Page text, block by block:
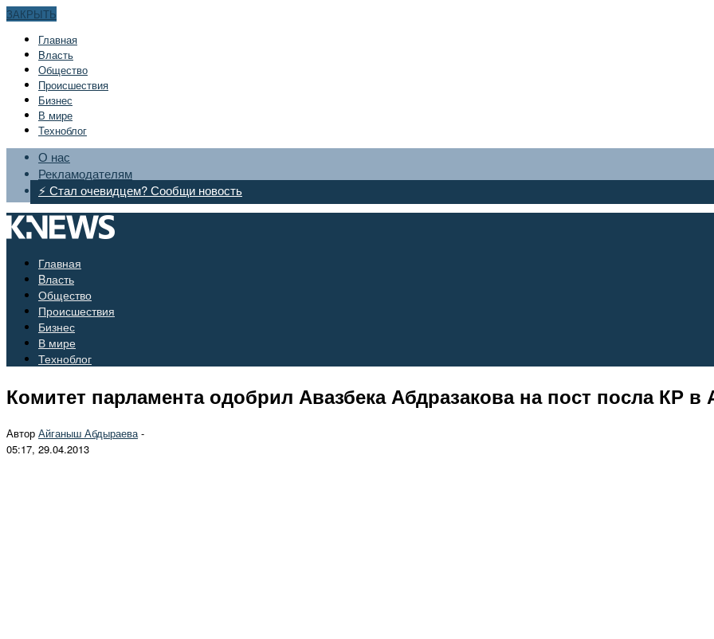
ЗАКРЫТЬ
Главная
Bласть
Общество
Происшествия
Бизнес
В мире
Техноблог
О нас
Рекламодателям
⚡ Стал очевидцем? Сообщи новость
Главная
Bласть
Общество
Происшествия
Бизнес
В мире
Техноблог
Комитет парламента одобрил Авазбека Абдразакова на пост посла КР в
Автор Айганыш Абдыраева-
05:17, 29.04.2013